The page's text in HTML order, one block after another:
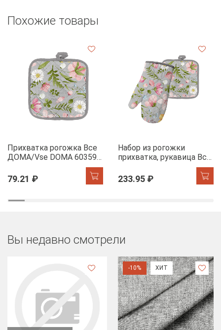
Похожие товары
Прихватка рогожка Все
ДОМА/Vse DOMA 60359-
79.21 ₽
Набор из рогожки
прихватка, рукавица Все
ДОМА/Vse DOMA 60359-
1 Офелия
233.95 ₽
Вы недавно смотрели
-10% ХИТ